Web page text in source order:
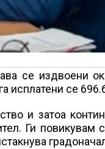
се издвоени
исплатени се
и затоа
Ги повикувам